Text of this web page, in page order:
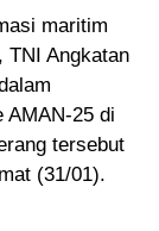
maritim
TNI Angkatan
AMAN-25 di
tersebut
(31/01).